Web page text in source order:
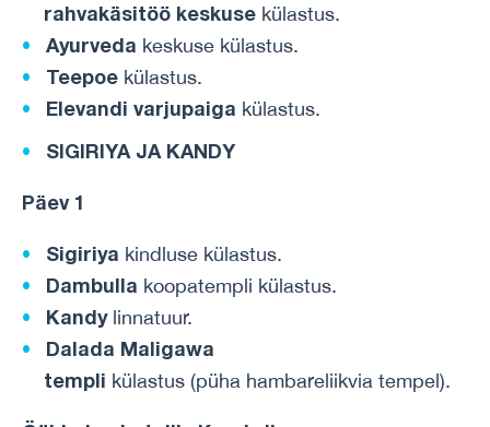
rahvakäsitöö keskuse külastus.
Ayurveda keskuse külastus.
Teepoekülastus.
Elevandi varjupaiga külastus.
SIGIRIYA JA KANDY
Päev 1
Sigiriya kindluse külastus.
Dambulla koopatempli külastus.
Kandylinnatuur.
Dalada Maligawa
templi külastus (püha hambareliikvia tempel).